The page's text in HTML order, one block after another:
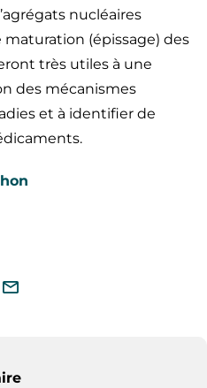
nucléaires
(épissage) des
très utiles à une
des mécanismes
et à identifier de